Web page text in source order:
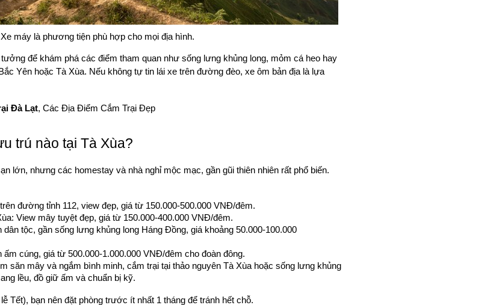
Xe máy là phương tiện phù hợp cho mọi địa hình.
để khám phá các điểm tham quan như sống lưng khủng long, mỏm cá heo hay
Yên hoặc Tà Xùa. Nếu không tự tin lái xe trên đường đèo, xe ôm bản địa là lựa
Đà Lạt, Các Địa Điểm Cắm Trại Đẹp
trú nào tại Tà Xùa?
lớn, nhưng các homestay và nhà nghỉ mộc mạc, gần gũi thiên nhiên rất phổ biến.
đường tỉnh 112, view đẹp, giá từ 150.000-500.000 VNĐ/đêm.
View mây tuyệt đẹp, giá từ 150.000-400.000 VNĐ/đêm.
tộc, gần sống lưng khủng long Háng Đồng, giá khoảng 50.000-100.000
cúng, giá từ 500.000-1.000.000 VNĐ/đêm cho đoàn đông.
săn mây và ngắm bình minh, cắm trại tại thảo nguyên Tà Xùa hoặc sống lưng khủng
lều, đồ giữ ấm và chuẩn bị kỹ.
Tết), bạn nên đặt phòng trước ít nhất 1 tháng để tránh hết chỗ.